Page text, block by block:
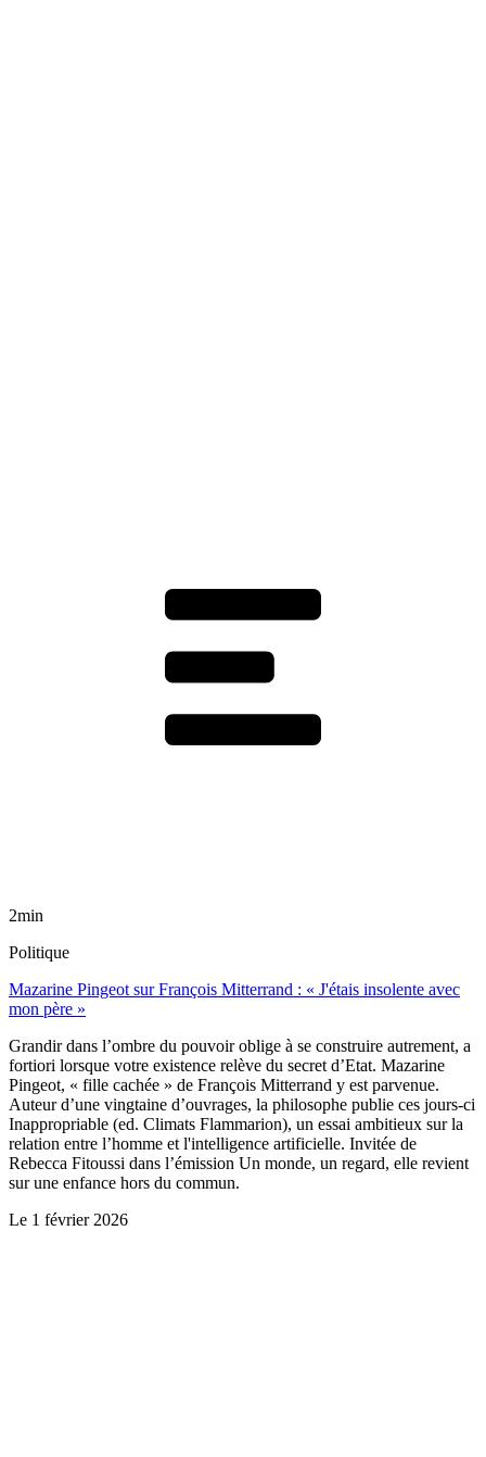
2min
Politique
Mazarine Pingeot sur François Mitterrand : « J'étais insolente avec
mon père »
Grandir dans l’ombre du pouvoir oblige à se construire autrement, a
fortiori lorsque votre existence relève du secret d’Etat. Mazarine
Pingeot, « fille cachée » de François Mitterrand y est parvenue.
Auteur d’une vingtaine d’ouvrages, la philosophe publie ces jours-ci
Inappropriable (ed. Climats Flammarion), un essai ambitieux sur la
relation entre l’homme et l'intelligence artificielle. Invitée de
Rebecca Fitoussi dans l’émission Un monde, un regard, elle revient
sur une enfance hors du commun.
Le 1 février 2026